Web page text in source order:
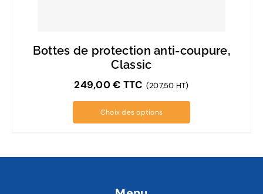
Bottes de protection anti-coupure,
Classic
249,00€ TTC (207,50 HT)
Choix des options